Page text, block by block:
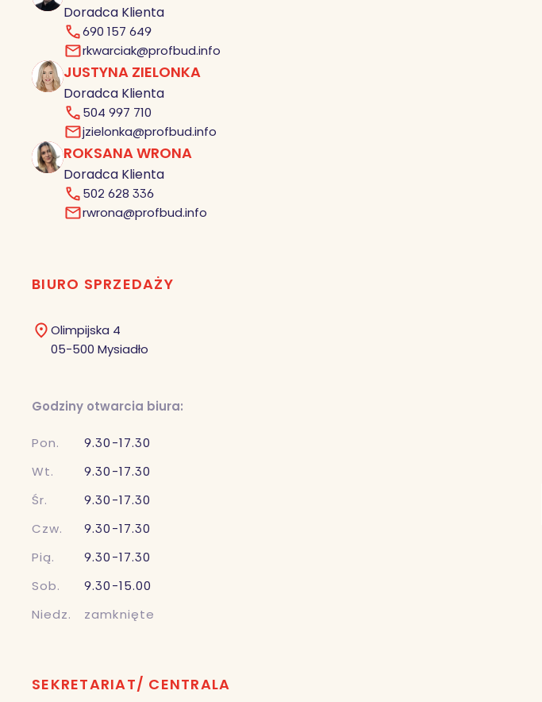
Doradca Klienta
690 157 649
rkwarciak@profbud.info
JZ JUSTYNA ZIELONKA
Doradca Klienta
504 997 710
jzielonka@profbud.info
RW ROKSANA WRONA
Doradca Klienta
502 628 336
rwrona@profbud.info
BIURO SPRZEDAŻY
Olimpijska 4
05-500 Mysiadło
Godziny otwarcia biura:
Pon.
9.30-17.30
Wt.
9.30-17.30
Śr.
9.30-17.30
Czw.
9.30-17.30
Pią.
9.30-17.30
Sob.
9.30-15.00
Niedz.
zamknięte
SEKRETARIAT/ CENTRALA